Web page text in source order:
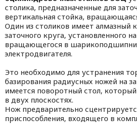
столика, предназначенные для
вертикальная стойка,
Один из столиков имеет алмазный
заточного круга, установленного
вращающегося в
электродвигателя.
Это необходимо для устранения
базирования радиусных ножей на
имеется поворотный стол,
в двух плоскостях.
Нож предварительно
приспособления, входящего в